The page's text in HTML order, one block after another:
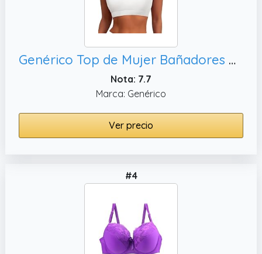
Genérico Top de Mujer Bañadores Deportivo Blusa Bikini Halter Sujetador Sexy Bañador Espalda Descubierta Top Bañador de Surf Blusa Natación al Aire Libre Vacaciones
Nota: 7.7
Marca: Genérico
Ver precio
#4